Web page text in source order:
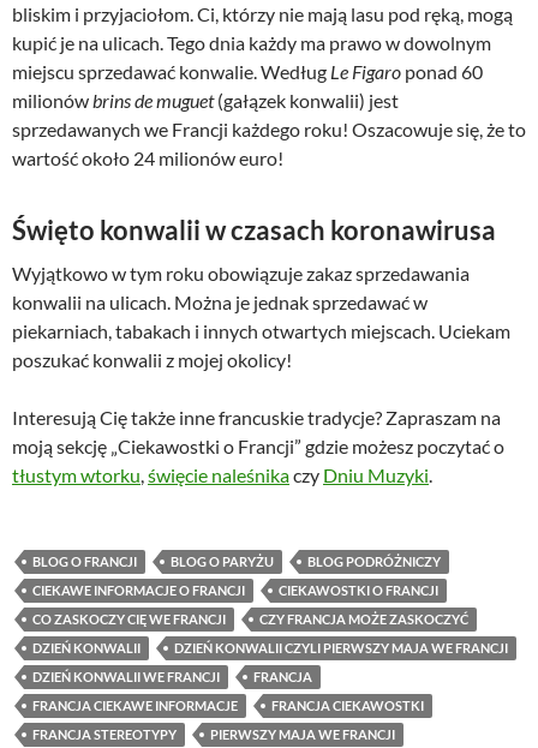
bliskim i przyjaciołom. Ci, którzy nie mają lasu pod ręką, mogą
kupić je na ulicach. Tego dnia każdy ma prawo w dowolnym
miejscu sprzedawać konwalie. Według Le Figaro ponad 60
milionów brins de muguet(gałązek konwalii) jest
sprzedawanych we Francji każdego roku! Oszacowuje się, że to
wartość około 24 milionów euro!
Święto konwalii w czasach koronawirusa
Wyjątkowo w tym roku obowiązuje zakaz sprzedawania
konwalii na ulicach. Można je jednak sprzedawać w
piekarniach, tabakach i innych otwartych miejscach. Uciekam
poszukać konwalii z mojej okolicy!
Interesują Cię także inne francuskie tradycje? Zapraszam na
moją sekcję „Ciekawostki o Francji” gdzie możesz poczytać o
tłustym wtorku święcie naleśnikaczy Dniu Muzyki
BLOG O FRANCJI BLOG O PARYŻU
BLOG PODRÓŻNICZY
CIEKAWE INFORMACJE O FRANCJI
CIEKAWOSTKI O FRANCJI
CO ZASKOCZY CIĘ WE FRANCJI
CZY FRANCJA MOŻE ZASKOCZYĆ
DZIEŃ KONWALII
DZIEŃ KONWALII CZYLI PIERWSZY MAJA WE FRANCJI
DZIEŃ KONWALII WE FRANCJI
FRANCJA
FRANCJA CIEKAWE INFORMACJE
FRANCJA CIEKAWOSTKI
FRANCJA STEREOTYPY
PIERWSZY MAJA WE FRANCJI